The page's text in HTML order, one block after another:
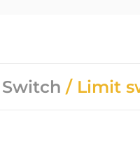
Switch / Limit